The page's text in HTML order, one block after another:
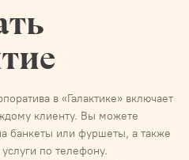
в «Галактике» включает
клиенту. Вы можете
банкеты или фуршеты, а также
по телефону.